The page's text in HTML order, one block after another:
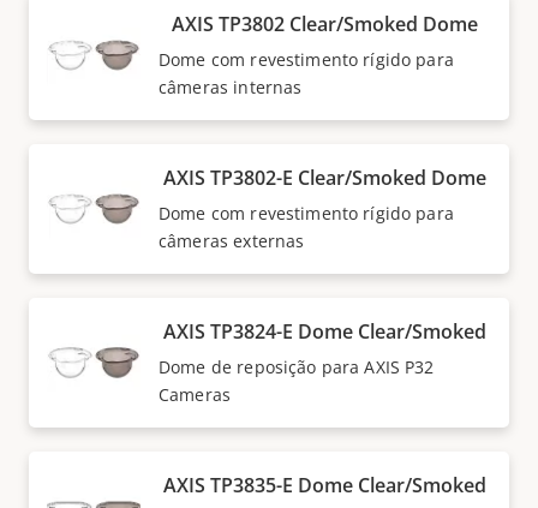
AXIS TP3802 Clear/Smoked Dome
Dome com revestimento rígido para
câmeras internas
AXIS TP3802-E Clear/Smoked Dome
Dome com revestimento rígido para
câmeras externas
AXIS TP3824-E Dome Clear/Smoked
Dome de reposição para AXIS P32
Cameras
AXIS TP3835-E Dome Clear/Smoked